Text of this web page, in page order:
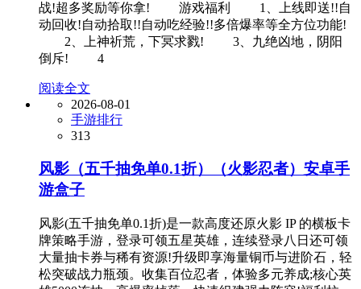
战!超多奖励等你拿! 游戏福利 1、上线即送!!自
动回收!自动拾取!!自动吃经验!!多倍爆率等全方位功能!
2、上神祈荒，下冥求戮! 3、九绝凶地，阴阳
倒斥! 4
阅读全文
2026-08-01
手游排行
313
风影（五千抽免单0.1折）（火影忍者）安卓手
游盒子
风影(五千抽免单0.1折)是一款高度还原火影 IP 的横板卡
牌策略手游，登录可领五星英雄，连续登录八日还可领
大量抽卡券与稀有资源!升级即享海量铜币与进阶石，轻
松突破战力瓶颈。收集百位忍者，体验多元养成;核心英